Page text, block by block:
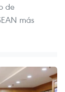
de
más